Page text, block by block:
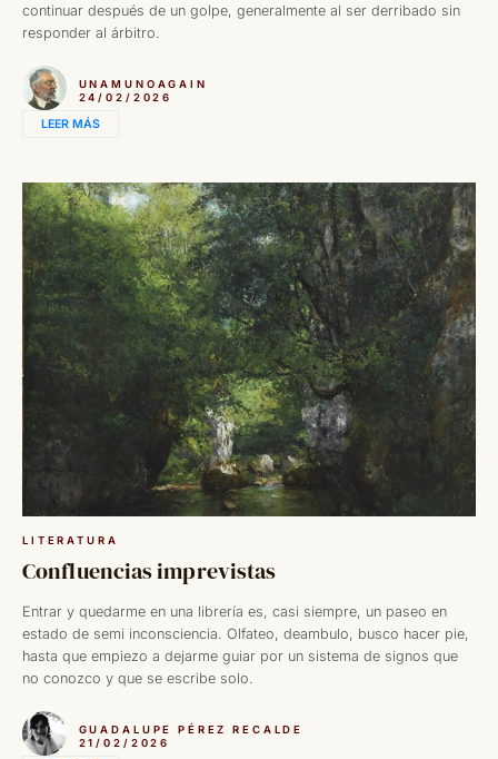
continuar después de un golpe, generalmente al ser derribado sin
responder al árbitro.
UNAMUNOAGAIN
24/02/2026
LEER MÁS
LITERATURA
Confluencias imprevistas
Entrar y quedarme en una librería es, casi siempre, un paseo en
estado de semi inconsciencia. Olfateo, deambulo, busco hacer pie,
hasta que empiezo a dejarme guiar por un sistema de signos que
no conozco y que se escribe solo.
GUADALUPE PÉREZ RECALDE
21/02/2026